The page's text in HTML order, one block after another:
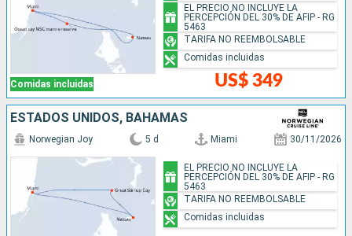
Comidas incluidas US$ 349
EL PRECIO NO INCLUYE LA
PERCEPCIÓN DEL 30% DE AFIP - RG
5463
TARIFA NO REEMBOLSABLE
Comidas incluidas
ESTADOS UNIDOS, BAHAMAS
Norwegian Joy 5 d Miami 30/11/2026
EL PRECIO NO INCLUYE LA
PERCEPCIÓN DEL 30% DE AFIP - RG
5463
TARIFA NO REEMBOLSABLE
Comidas incluidas